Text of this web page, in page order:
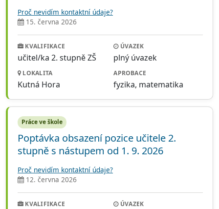
Proč nevidím kontaktní údaje?
15. června 2026
KVALIFIKACE
učitel/ka 2. stupně ZŠ
ÚVAZEK
plný úvazek
LOKALITA
Kutná Hora
APROBACE
fyzika, matematika
Práce ve škole
Poptávka obsazení pozice učitele 2.
stupně s nástupem od 1. 9. 2026
Proč nevidím kontaktní údaje?
12. června 2026
KVALIFIKACE ÚVAZEK